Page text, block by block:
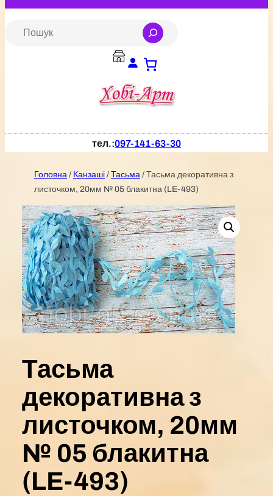
Перейти
тел.:097-141-63-30
Головна / Канзаші / Тасьма / Тасьма декоративна з
листочком, 20мм № 05 блакитна (LE-493)
Тасьма
декоративна з
листочком, 20мм
№ 05 блакитна
(LE-493)